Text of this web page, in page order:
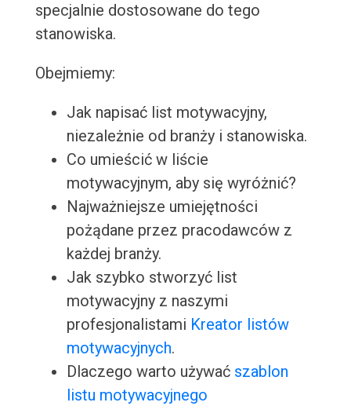
specjalnie dostosowane do tego
stanowiska.
Obejmiemy:
Jak napisać list motywacyjny,
niezależnie od branży i stanowiska.
Co umieścić w liście
motywacyjnym, aby się wyróżnić?
Najważniejsze umiejętności
pożądane przez pracodawców z
każdej branży.
Jak szybko stworzyć list
motywacyjny z naszymi
profesjonalistami Kreator listów
motywacyjnych.
Dlaczego warto używać szablon
listu motywacyjnego